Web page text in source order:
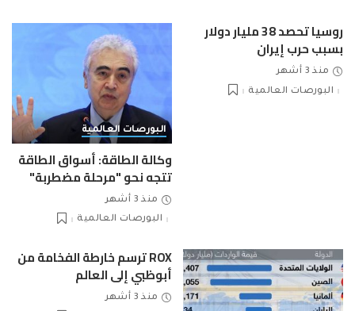
روسيا تحصد 38 مليار دولار
بسبب حرب إيران
منذ 3 أشهر
البورصات العالمية
البورصات العالمية
وكالة الطاقة: أسواق الطاقة
تتجه نحو "مرحلة مضطربة"
منذ 3 أشهر
البورصات العالمية
ROX ترسم خارطة الفخامة من
أبوظبي إلى العالم
منذ 3 أشهر